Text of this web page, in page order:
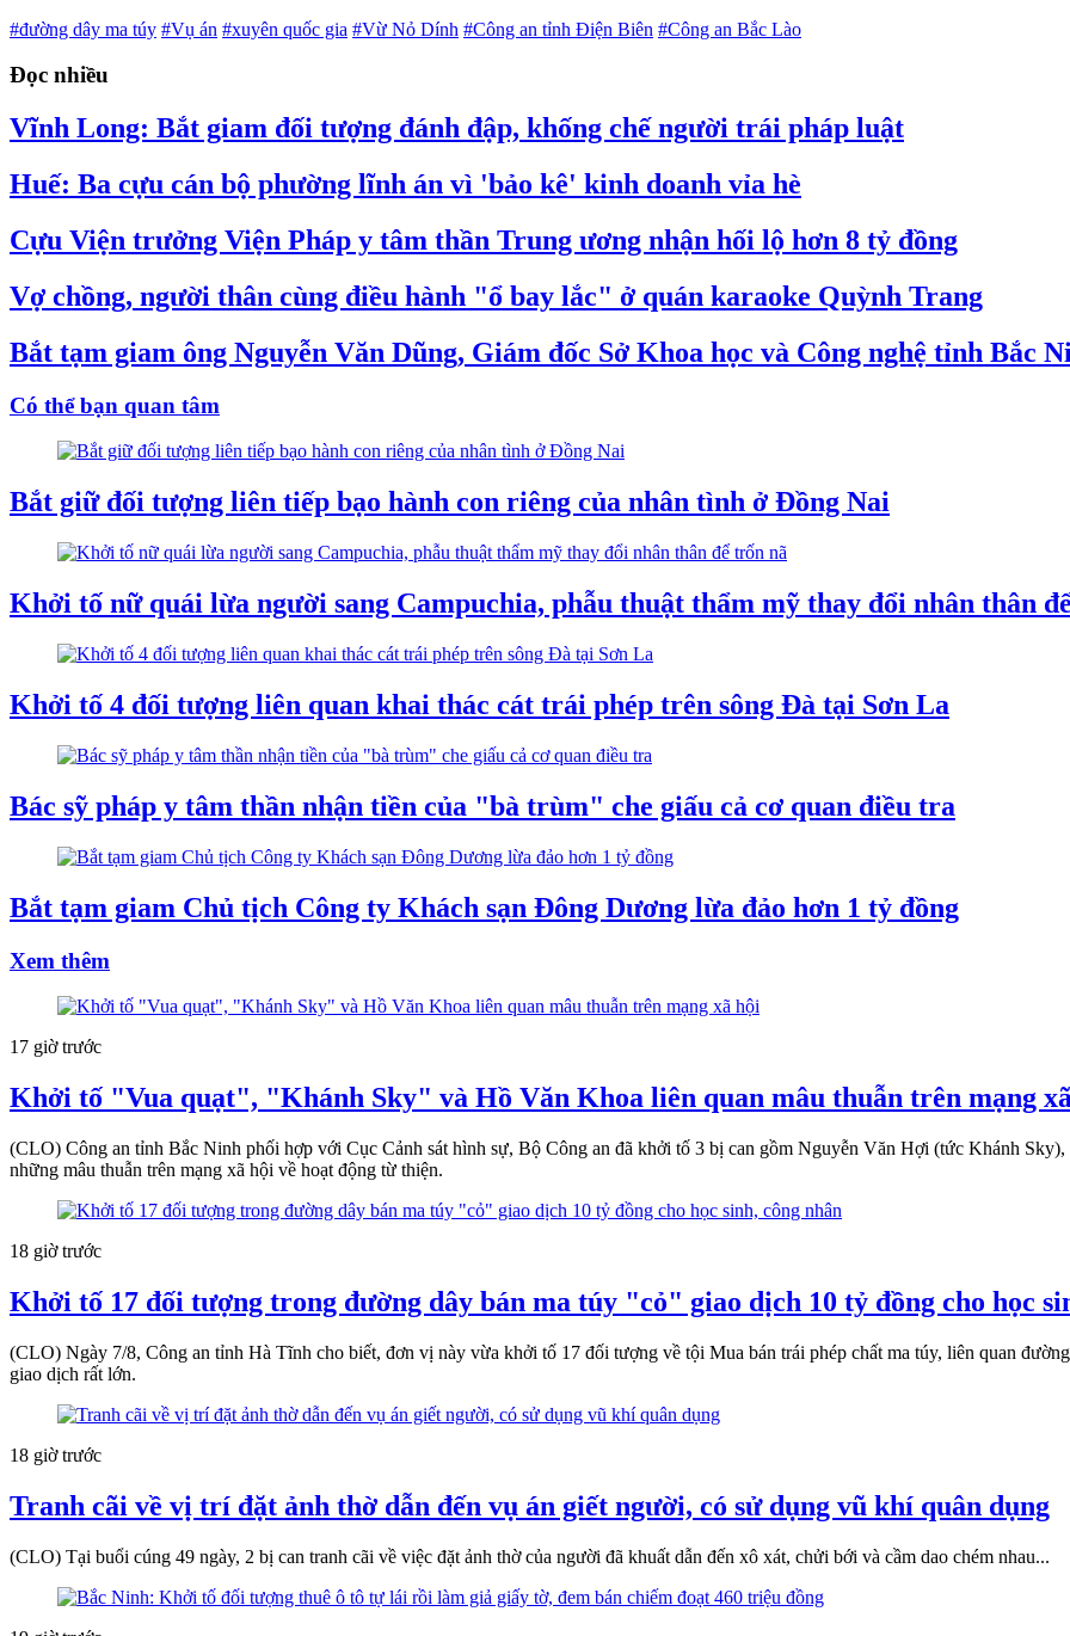
#đường dây ma túy #Vụ án #xuyên quốc gia #Vừ Nỏ Dính #Công an tỉnh Điện Biên #Công an Bắc Lào
Đọc nhiều
Vĩnh Long: Bắt giam đối tượng đánh đập, khống chế người trái pháp luật
Huế: Ba cựu cán bộ phường lĩnh án vì 'bảo kê' kinh doanh vỉa hè
Cựu Viện trưởng Viện Pháp y tâm thần Trung ương nhận hối lộ hơn 8 tỷ đồng
Vợ chồng, người thân cùng điều hành "ổ bay lắc" ở quán karaoke Quỳnh Trang
Bắt tạm giam ông Nguyễn Văn Dũng, Giám đốc Sở Khoa học và Công nghệ tỉnh Bắc
Có thể bạn quan tâm
Bắt giữ đối tượng liên tiếp bạo hành con riêng của nhân tình ở Đồng Nai
Khởi tố nữ quái lừa người sang Campuchia, phẫu thuật thẩm mỹ thay đổi nhân thân
Khởi tố 4 đối tượng liên quan khai thác cát trái phép trên sông Đà tại Sơn La
Bác sỹ pháp y tâm thần nhận tiền của "bà trùm" che giấu cả cơ quan điều tra
Bắt tạm giam Chủ tịch Công ty Khách sạn Đông Dương lừa đảo hơn 1 tỷ đồng
Xem thêm
17 giờ trước
Khởi tố "Vua quạt", "Khánh Sky" và Hồ Văn Khoa liên quan mâu thuẫn trên mạng
(CLO) Công an tỉnh Bắc Ninh phối hợp với Cục Cảnh sát hình sự, Bộ Công an đã khởi tố 3 bị can gồm Nguyễn Văn Hợi (tức Khánh
những mâu thuẫn trên mạng xã hội về hoạt động từ thiện.
18 giờ trước
Khởi tố 17 đối tượng trong đường dây bán ma túy "cỏ" giao dịch 10 tỷ đồng cho học
(CLO) Ngày 7/8, Công an tỉnh Hà Tĩnh cho biết, đơn vị này vừa khởi tố 17 đối tượng về tội Mua bán trái phép chất ma túy, liên quan
giao dịch rất lớn.
18 giờ trước
Tranh cãi về vị trí đặt ảnh thờ dẫn đến vụ án giết người, có sử dụng vũ khí quân dụng
(CLO) Tại buổi cúng 49 ngày, 2 bị can tranh cãi về việc đặt ảnh thờ của người đã khuất dẫn đến xô xát, chửi bới và cầm dao chém nhau...